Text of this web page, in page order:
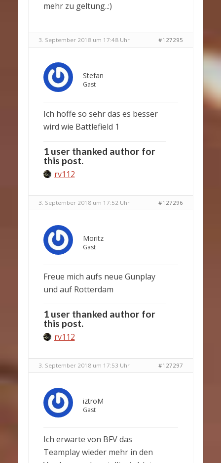
mehr zu geltung..:)
3. September 2018 um 17:48 Uhr #127295
Stefan
Gast
Ich hoffe so sehr das es besser
wird wie Battlefield 1
1 user thanked author for
this post.
rv112
3. September 2018 um 17:52 Uhr #127296
Moritz
Gast
Freue mich aufs neue Gunplay
und auf Rotterdam
1 user thanked author for
this post.
rv112
3. September 2018 um 17:53 Uhr #127297
iztroM
Gast
Ich erwarte von BFV das
Teamplay wieder mehr in den